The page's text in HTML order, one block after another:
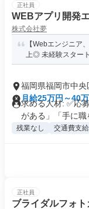
正社員
WEBアプリ開発
株式会社夢
【Webエンジニア
上◎ 未経験スター
福岡県福岡市中央
月給25万円～40
求める人材: ✅応
がある」「手に職
残業なし 交通費支給
正社員
ブライダルフォ